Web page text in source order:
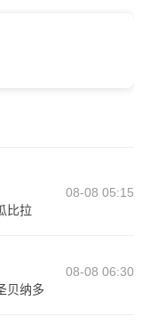
08-08 05:15
比拉
08-08 06:30
贝纳多